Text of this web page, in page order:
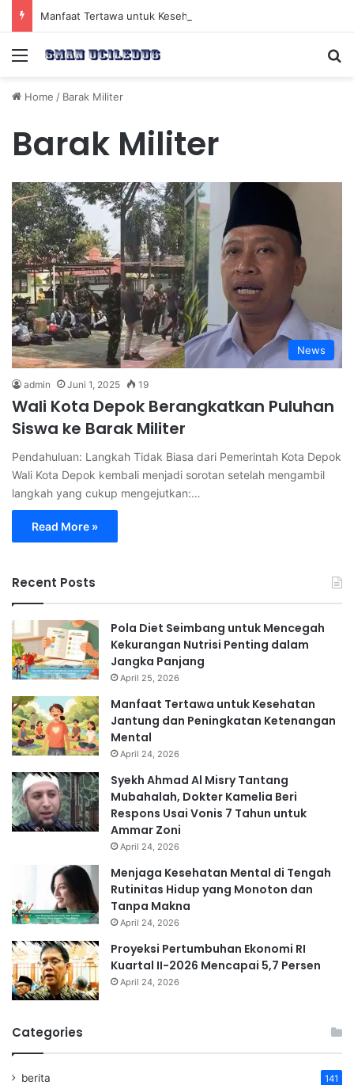
Menu
Home / Barak Militer
Barak Militer
News
admin Juni 1, 2025 19
Wali Kota Depok Berangkatkan Puluhan
Siswa ke Barak Militer
Pendahuluan: Langkah Tidak Biasa dari Pemerintah Kota Depok
Wali Kota Depok kembali menjadi sorotan setelah mengambil
langkah yang cukup mengejutkan:…
Read More »
Recent Posts
Pola Diet Seimbang untuk Mencegah
Kekurangan Nutrisi Penting dalam
Jangka Panjang
April 25, 2026
Manfaat Tertawa untuk Kesehatan
Jantung dan Peningkatan Ketenangan
Mental
April 24, 2026
Syekh Ahmad Al Misry Tantang
Mubahalah, Dokter Kamelia Beri
Respons Usai Vonis 7 Tahun untuk
Ammar Zoni
April 24, 2026
Menjaga Kesehatan Mental di Tengah
Rutinitas Hidup yang Monoton dan
Tanpa Makna
April 24, 2026
Proyeksi Pertumbuhan Ekonomi RI
Kuartal II-2026 Mencapai 5,7 Persen
April 24, 2026
Categories
berita 141